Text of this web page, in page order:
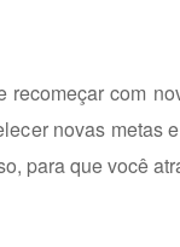
com
novas metas
para que você